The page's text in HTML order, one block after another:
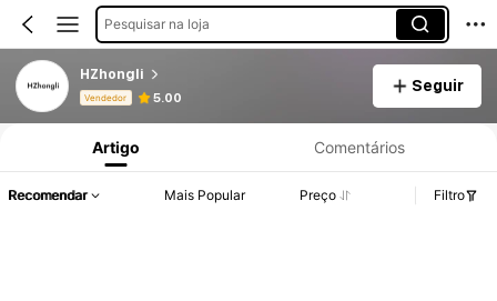
Pesquisar na loja
HZhongli
Vendedor 5.00
Seguir
Informações do Produto: Divulgação de Preço, Vendas e Detalhes de Stock.
Artigo Comentários
Recomendar Mais Popular Preço Filtro